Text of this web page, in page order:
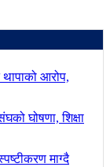
आरोप,
घोषणा, शिक्षा
माग्दै